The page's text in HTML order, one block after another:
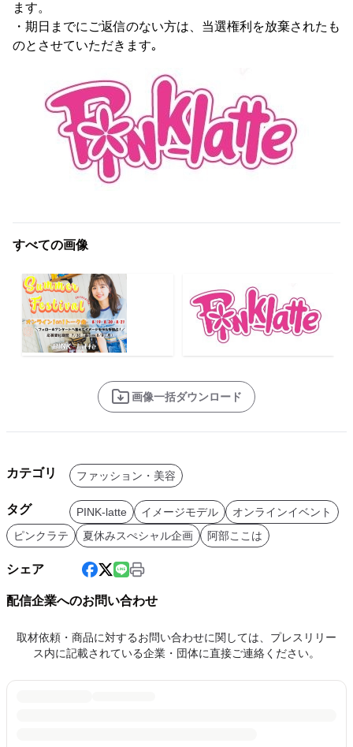
ます。
・期日までにご返信のない方は、当選権利を放棄されたも
のとさせていただきます｡
すべての画像
画像一括ダウンロード
カテゴリ ファッション・美容
タグ PINK-latte イメージモデル
オンラインイベント
ピンクラテ
夏休みスぺシャル企画 阿部ここは
シェア
配信企業へのお問い合わせ
取材依頼・商品に対するお問い合わせに関しては、プレスリリー
ス内に記載されている企業・団体に直接ご連絡ください。